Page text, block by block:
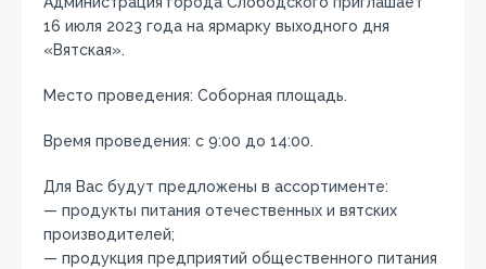
16 июля 2023 года на ярмарку выходного дня
«Вятская».
Место проведения: Соборная площадь.
Время проведения: с 9:00 до 14:00.
Для Вас будут предложены в ассортименте:
— продукты питания отечественных и вятских
производителей;
— продукция предприятий общественного питания